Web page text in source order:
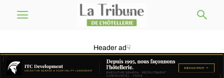
Header ad☟